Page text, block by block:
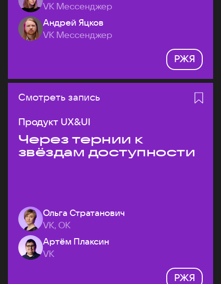
VK Мессенджер
Андрей Яцков
VK Мессенджер
РЖЯ
Смотреть запись
Продукт UX&UI
Через тернии к
звёздам доступности
Ольга Стратанович
VK, ОК
Артём Плаксин
VK
РЖЯ